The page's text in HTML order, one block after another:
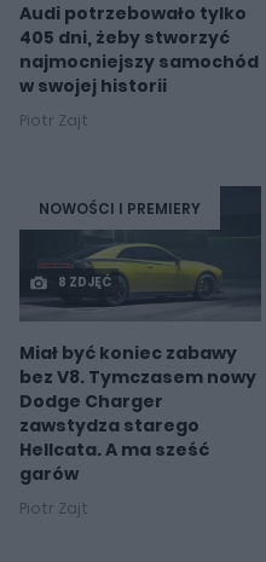
Audi potrzebowało tylko
405 dni, żeby stworzyć
najmocniejszy samochód
w swojej historii
Piotr Zajt
NOWOŚCI I PREMIERY
8 ZDJĘĆ
Miał być koniec zabawy
bez V8. Tymczasem nowy
Dodge Charger
zawstydza starego
Hellcata. A ma sześć
garów
Piotr Zajt